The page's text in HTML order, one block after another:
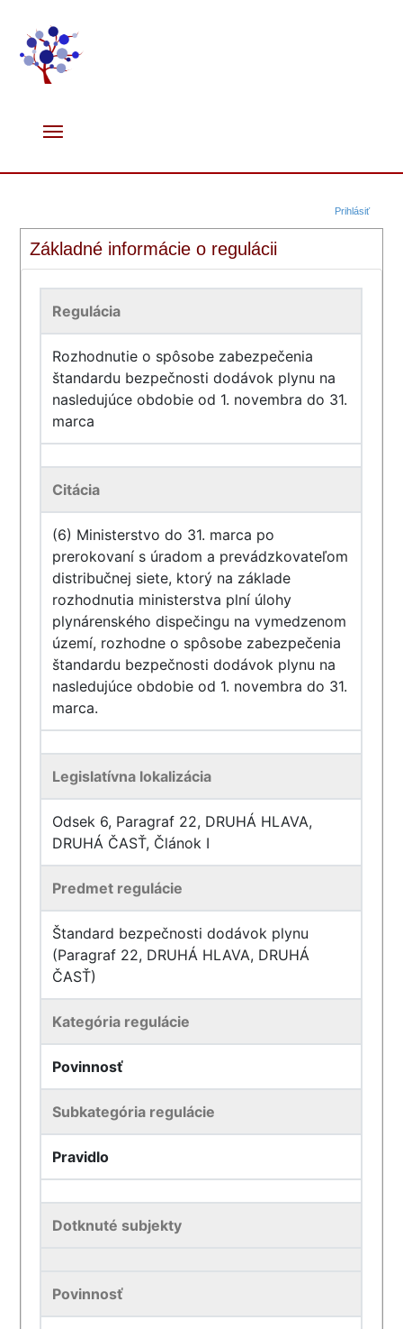
Prihlásiť
Základné informácie o regulácii
Regulácia
Rozhodnutie o spôsobe zabezpečenia
štandardu bezpečnosti dodávok plynu na
nasledujúce obdobie od 1. novembra do 31.
marca
Citácia
(6) Ministerstvo do 31. marca po
prerokovaní s úradom a prevádzkovateľom
distribučnej siete, ktorý na základe
rozhodnutia ministerstva plní úlohy
plynárenského dispečingu na vymedzenom
území, rozhodne o spôsobe zabezpečenia
štandardu bezpečnosti dodávok plynu na
nasledujúce obdobie od 1. novembra do 31.
marca.
Legislatívna lokalizácia
Odsek 6, Paragraf 22, DRUHÁ HLAVA,
DRUHÁ ČASŤ, Článok I
Predmet regulácie
Štandard bezpečnosti dodávok plynu
(Paragraf 22, DRUHÁ HLAVA, DRUHÁ
ČASŤ)
Kategória regulácie
Povinnosť
Subkategória regulácie
Pravidlo
Dotknuté subjekty
Povinnosť